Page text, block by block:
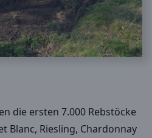
die ersten 7.000 Rebstöcke
Blanc, Riesling, Chardonnay